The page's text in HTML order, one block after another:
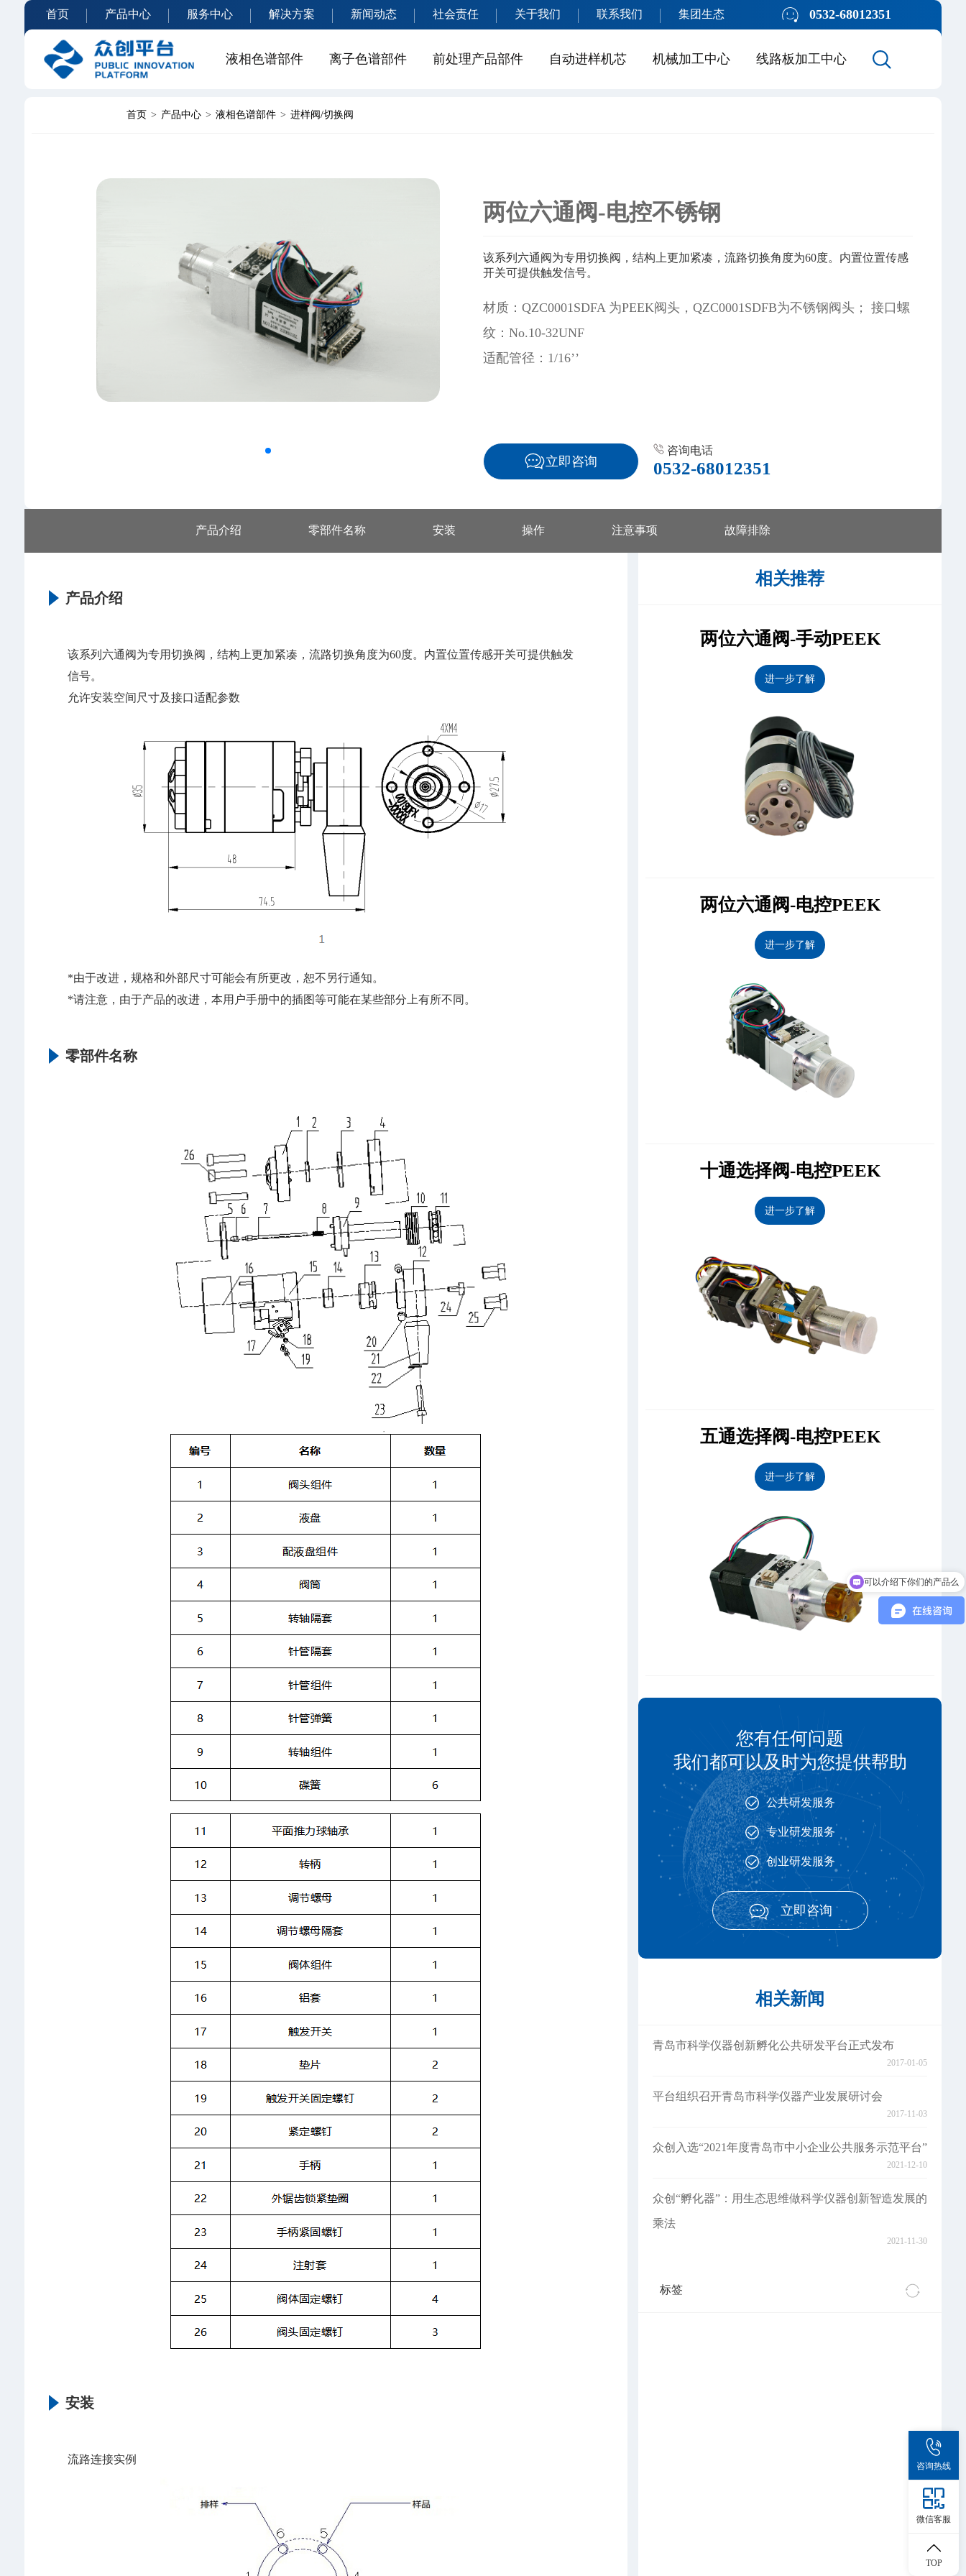
首页 产品中心 服务中心 解决方案 新闻动态 社会责任 关于我们 联系我们 集团生态 0532-68012351
液相色谱部件 离子色谱部件 前处理产品部件 自动进样机芯 机械加工中心 线路板加工中心
首页 > 产品中心 > 液相色谱部件 > 进样阀/切换阀
两位六通阀-电控不锈钢
该系列六通阀为专用切换阀，结构上更加紧凑，流路切换角度为60度。内置位置传感
开关可提供触发信号。
材质：QZC0001SDFA 为PEEK阀头，QZC0001SDFB为不锈钢阀头； 接口螺
纹：No.10-32UNF
适配管径：1/16’’
立即咨询
咨询电话
0532-68012351
产品介绍 零部件名称 安装 操作 注意事项 故障排除
产品介绍
该系列六通阀为专用切换阀，结构上更加紧凑，流路切换角度为60度。内置位置传感开关可提供触发
信号。
允许安装空间尺寸及接口适配参数
*由于改进，规格和外部尺寸可能会有所更改，恕不另行通知。
*请注意，由于产品的改进，本用户手册中的插图等可能在某些部分上有所不同。
零部件名称
安装
流路连接实例
相关推荐
两位六通阀-手动PEEK
进一步了解
两位六通阀-电控PEEK
进一步了解
十通选择阀-电控PEEK
进一步了解
五通选择阀-电控PEEK
进一步了解
您有任何问题
我们都可以及时为您提供帮助
公共研发服务
专业研发服务
创业研发服务
立即咨询
相关新闻
青岛市科学仪器创新孵化公共研发平台正式发布
2017-01-05
平台组织召开青岛市科学仪器产业发展研讨会
2017-11-03
众创入选“2021年度青岛市中小企业公共服务示范平台”
2021-12-10
众创“孵化器”：用生态思维做科学仪器创新智造发展的
乘法
2021-11-30
标签
咨询热线
微信客服
TOP
可以介绍下你们的产品么